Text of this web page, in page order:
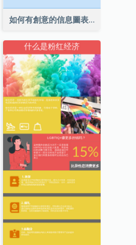
如何有創意的信息圖表